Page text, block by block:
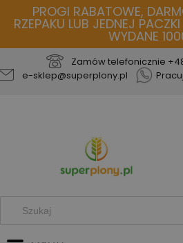
PROGI RABATOWE,
RZEPAKU LUB JEDNEJ
WYDANE
Zamów telefonicznie
e-sklep@superplony.pl